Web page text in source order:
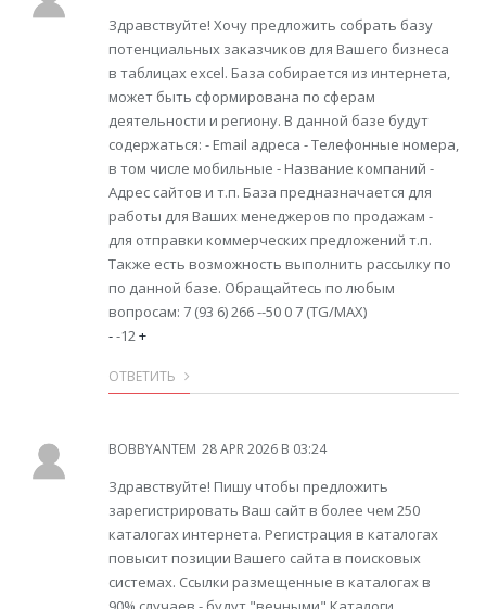
Здравствуйте! Хочу предложить собрать базу
потенциальных заказчиков для Вашего бизнеса
в таблицах excel. База собирается из интернета,
может быть сформирована по сферам
деятельности и региону. В данной базе будут
содержаться: - Email адреса - Телефонные номера,
в том числе мобильные - Название компаний -
Адрес сайтов и т.п. База предназначается для
работы для Ваших менеджеров по продажам -
для отправки коммерческих предложений т.п.
Также есть возможность выполнить рассылку по
по данной базе. Обращайтесь по любым
вопросам: 7 (93 6) 266 --50 0 7 (TG/MAX)
--12+
ОТВЕТИТЬ
BOBBYANTEM 28 APR 2026 В 03:24
Здравствуйте! Пишу чтобы предложить
зарегистрировать Ваш сайт в более чем 250
каталогах интернета. Регистрация в каталогах
повысит позиции Вашего сайта в поисковых
системах. Ссылки размещенные в каталогах в